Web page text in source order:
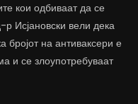
кои одбиваат да се
Исјановски вели дека
бројот на антиваксери е
и се злоупотребуваат